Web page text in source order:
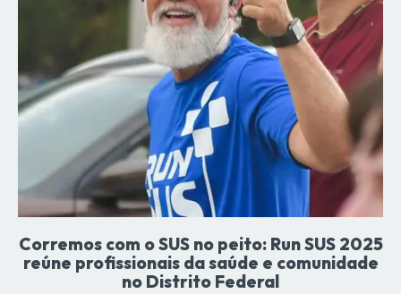
Corremos com o SUS no peito: Run SUS 2025
reúne profissionais da saúde e comunidade
no Distrito Federal